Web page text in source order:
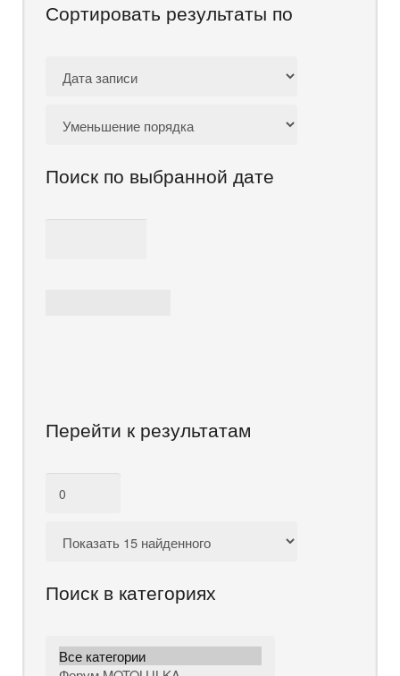
Сортировать результаты по
Поиск по выбранной дате
Перейти к результатам
Поиск в категориях